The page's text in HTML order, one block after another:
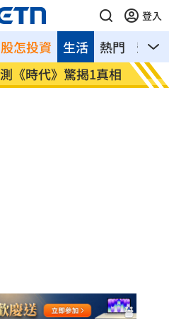
登入
怎投資 熱門 影音
生活
《時代》驚揭1真相 這大